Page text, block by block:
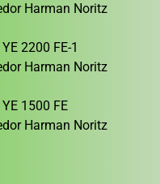
Harman Noritz
2200 FE-1
Harman Noritz
1500 FE
Harman Noritz